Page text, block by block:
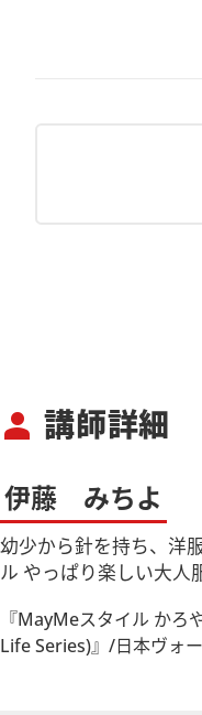
person 講師詳細
伊藤 みちよ
幼少から針を持ち、洋
ル やっぱり楽しい大人
『MayMeスタイル か
Life Series)』/日本ヴォ